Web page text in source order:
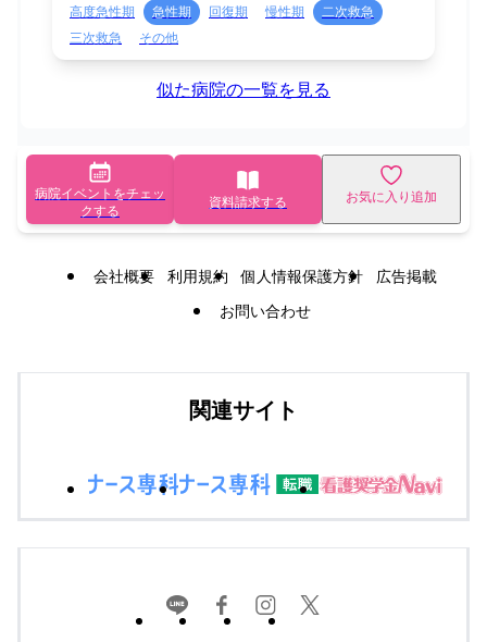
高度急性期 急性期 回復期 慢性期
二次救急
三次救急
その他
似た病院の一覧を見る
病院イベントをチェッ
クする
資料請求する お気に入り追加
会社概要 利用規約 個人情報保護方針
広告掲載
お問い合わせ
関連サイト